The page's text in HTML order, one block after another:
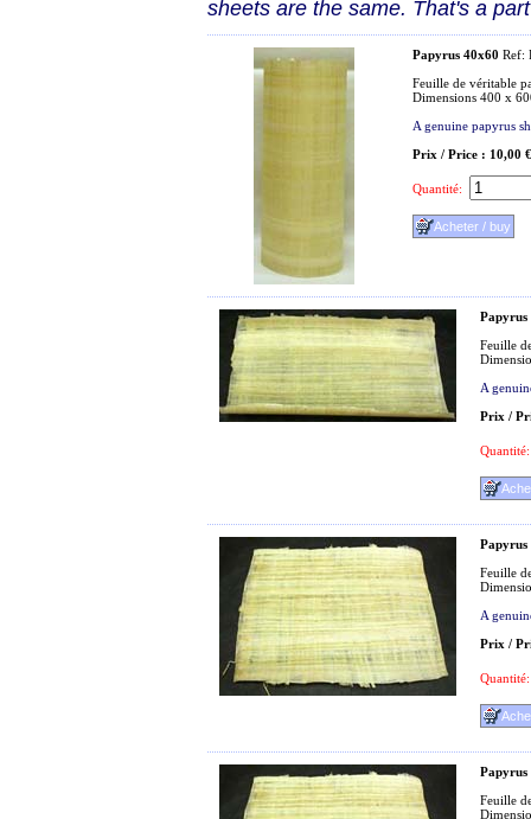
sheets are the same. That's a
Papyrus 40x60 Ref:
Feuille de véritable
Dimensions 400 x
A genuine papyrus
Prix / Price : 10,00
Quantité:
Papyrus
Feuille
A
Prix /
Quantité:
Papyrus
Feuille
A
Prix /
Quantité:
Papyrus
Feuille